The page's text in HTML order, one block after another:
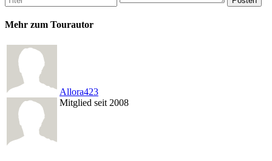
Mehr zum Tourautor
Allora423
Mitglied seit 2008